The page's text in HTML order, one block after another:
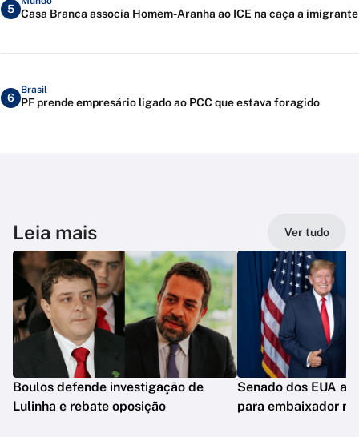
5 Casa Branca associa Homem-Aranha ao ICE na caça a imigrante
6
Brasil
PF prende empresário ligado ao PCC que estava foragido
Leia mais Ver tudo
Boulos defende investigação de
Lulinha e rebate oposição
Senado dos EUA
para embaixador